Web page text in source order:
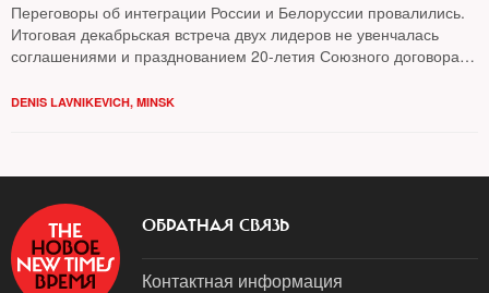
Переговоры об интеграции России и Белоруссии провалились.
Итоговая декабрьская встреча двух лидеров не увенчалась
соглашениями и празднованием 20-летия Союзного договора.
корреспондентNTв Минске
DENIS LAVNIKEVICH, MINSK
ОБРАТНАЯ СВЯЗЬ
Контактная информация